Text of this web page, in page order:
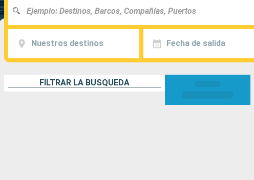
Nuestros destinos Fecha de salida
FILTRAR LA BÚSQUEDA